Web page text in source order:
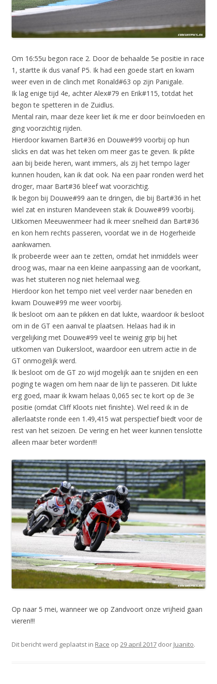
Om 16:55u begon race 2. Door de behaalde 5e positie in race
1, startte ik dus vanaf P5. Ik had een goede start en kwam
weer even in de clinch met Ronald#63 op zijn Panigale.
Ik lag enige tijd 4e, achter Alex#79 en Erik#115, totdat het
begon te spetteren in de Zuidlus.
Mental rain, maar deze keer liet ik me er door beïnvloeden en
ging voorzichtig rijden.
Hierdoor kwamen Bart#36 en Douwe#99 voorbij op hun
slicks en dat was het teken om meer gas te geven. Ik pikte
aan bij beide heren, want immers, als zij het tempo lager
kunnen houden, kan ik dat ook. Na een paar ronden werd het
droger, maar Bart#36 bleef wat voorzichtig.
Ik begon bij Douwe#99 aan te dringen, die bij Bart#36 in het
wiel zat en insturen Mandeveen stak ik Douwe#99 voorbij.
Uitkomen Meeuwenmeer had ik meer snelheid dan Bart#36
en kon hem rechts passeren, voordat we in de Hogerheide
aankwamen.
Ik probeerde weer aan te zetten, omdat het inmiddels weer
droog was, maar na een kleine aanpassing aan de voorkant,
was het stuiteren nog niet helemaal weg.
Hierdoor kon het tempo niet veel verder naar beneden en
kwam Douwe#99 me weer voorbij.
Ik besloot om aan te pikken en dat lukte, waardoor ik besloot
om in de GT een aanval te plaatsen. Helaas had ik in
vergelijking met Douwe#99 veel te weinig grip bij het
uitkomen van Duikersloot, waardoor een uitrem actie in de
GT onmogelijk werd.
Ik besloot om de GT zo wijd mogelijk aan te snijden en een
poging te wagen om hem naar de lijn te passeren. Dit lukte
erg goed, maar ik kwam helaas 0,065 sec te kort op de 3e
positie (omdat Cliff Kloots niet finishte). Wel reed ik in de
allerlaatste ronde een 1.49,415 wat perspectief biedt voor de
rest van het seizoen. De vering en het weer kunnen tenslotte
alleen maar beter worden!!!
Op naar 5 mei, wanneer we op Zandvoort onze vrijheid gaan
vieren!!!
Dit bericht werd geplaatst in Race op 29 april 2017 door Juanito.